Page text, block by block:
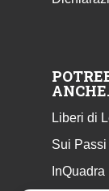
Liberi di
Sui